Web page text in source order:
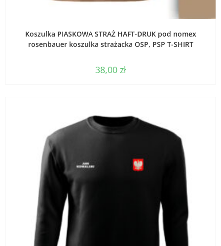
WYBIERZ OPCJE
Koszulka PIASKOWA STRAŻ HAFT-DRUK pod nomex
rosenbauer koszulka strażacka OSP, PSP T-SHIRT
38,00 zł